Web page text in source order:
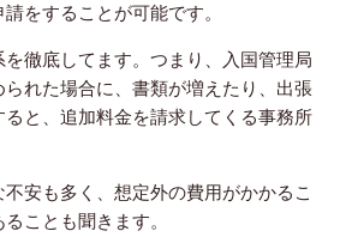
をすることが可能です。
を徹底してます。つまり、入国管理局
れた場合に、書類が増えたり、出張
と、追加料金を請求してくる事務所
安も多く、想定外の費用がかかるこ
ことも聞きます。